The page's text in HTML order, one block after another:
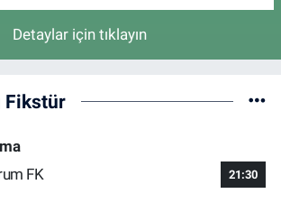
Detaylar için tıklayın
Fikstür
FK
21:30